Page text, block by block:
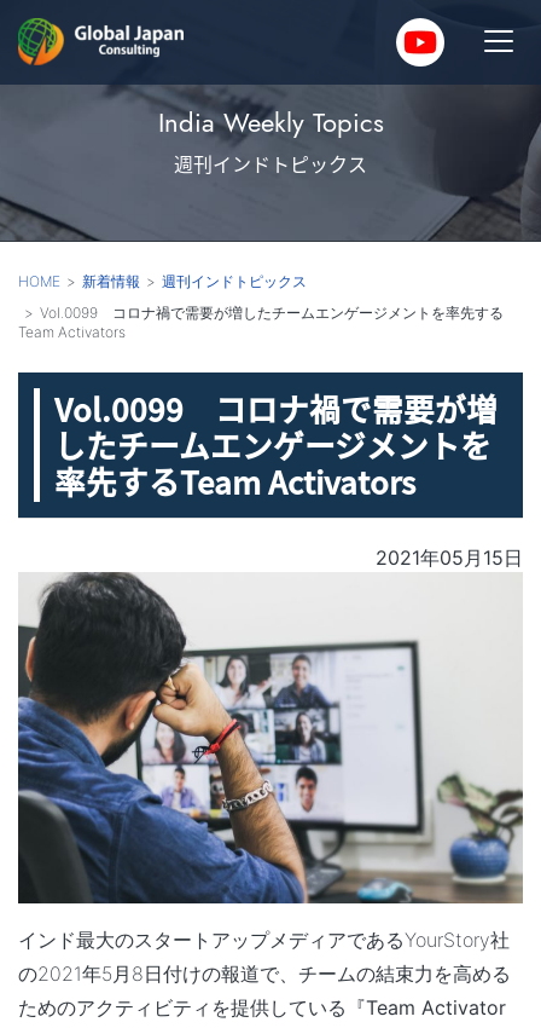
India Weekly Topics
週刊インドトピックス
HOME 新着情報
週刊インドトピックス
Vol.0099 コロナ禍で需要が増したチームエンゲージメントを率先する
Team Activators
Vol.0099 コロナ禍で需要が増
したチームエンゲージメントを
率先するTeam Activators
2021年05月15日
インド最大のスタートアップメディアであるYourStory社
の2021年5月8日付けの報道で、チームの結束力を高める
ためのアクティビティを提供している 『Team Activator